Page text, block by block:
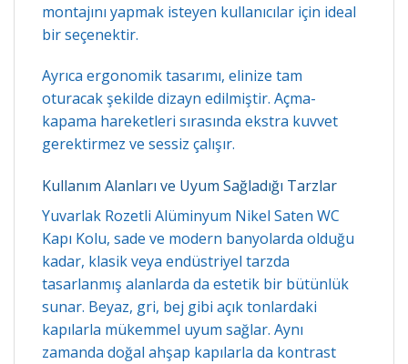
montajını yapmak isteyen kullanıcılar için ideal
bir seçenektir.
Ayrıca ergonomik tasarımı, elinize tam
oturacak şekilde dizayn edilmiştir. Açma-
kapama hareketleri sırasında ekstra kuvvet
gerektirmez ve sessiz çalışır.
Kullanım Alanları ve Uyum Sağladığı Tarzlar
Yuvarlak Rozetli Alüminyum Nikel Saten WC
Kapı Kolu, sade ve modern banyolarda olduğu
kadar, klasik veya endüstriyel tarzda
tasarlanmış alanlarda da estetik bir bütünlük
sunar. Beyaz, gri, bej gibi açık tonlardaki
kapılarla mükemmel uyum sağlar. Aynı
zamanda doğal ahşap kapılarla da kontrast